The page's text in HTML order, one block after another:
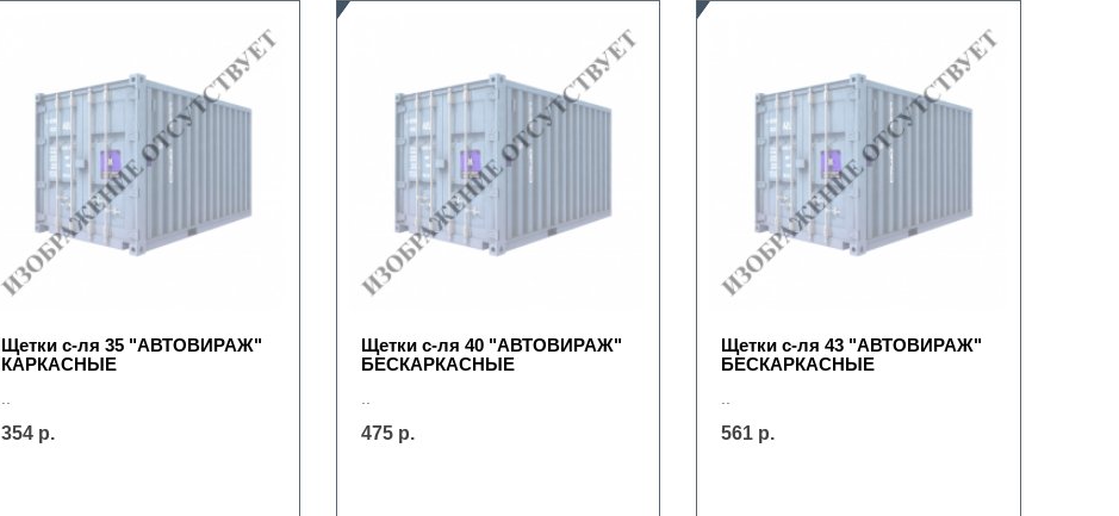
Щетки с-ля 35 "АВТОВИРАЖ"
КАРКАСНЫЕ
354 р.
Щетки с-ля 40 "АВТОВИРАЖ"
БЕСКАРКАСНЫЕ
475 р.
Щетки с-ля 43 "АВТОВИРАЖ"
БЕСКАРКАСНЫЕ
561 р.